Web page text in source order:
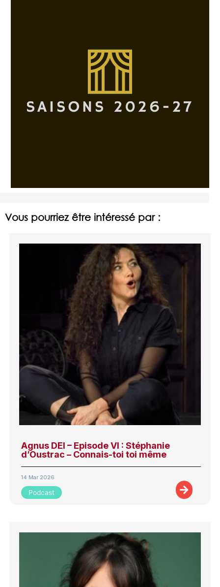
Vous pourriez être intéressé par :
Agnus DEI – Episode VI : Stéphanie
d’Oustrac – Connais-toi toi même
14 Mar 2026
Podcast